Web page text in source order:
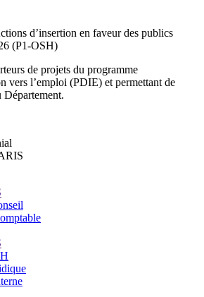
d’insertion en faveur des publics
(P1-OSH)
de projets du programme
vers l’emploi (PDIE) et permettant de